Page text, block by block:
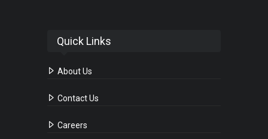
Quick Links
About Us
Contact Us
Careers